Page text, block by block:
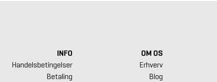
INFO
Handelsbetingelser
Betaling
OM OS
Erhverv
Blog